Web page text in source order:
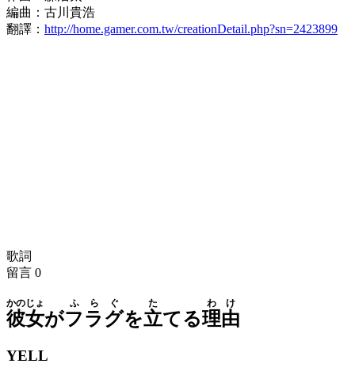
編曲：古川貴浩
翻譯： http://home.gamer.com.tw/creationDetail.php?sn=2423899
歌詞
留言 0
彼女
かのじょ
がフラグ
ふらぐ
を立
た
てる理由
わけ
YELL